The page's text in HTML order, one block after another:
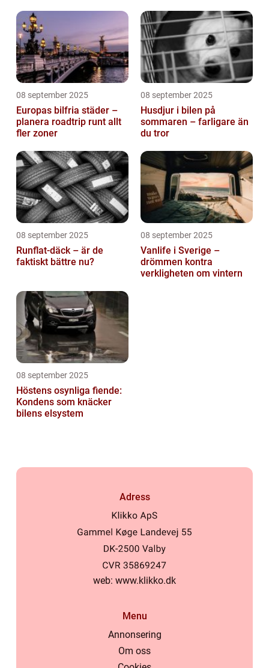
08 september 2025
Europas bilfria städer –
planera roadtrip runt allt
fler zoner
08 september 2025
Husdjur i bilen på
sommaren – farligare än
du tror
08 september 2025
Runflat-däck – är de
faktiskt bättre nu?
08 september 2025
Vanlife i Sverige –
drömmen kontra
verkligheten om vintern
08 september 2025
Höstens osynliga fiende:
Kondens som knäcker
bilens elsystem
Adress
web: www.klikko.dk
Menu
Annonsering
Om oss